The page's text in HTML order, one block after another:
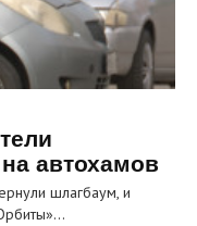
автохамов
шлагбаум, и